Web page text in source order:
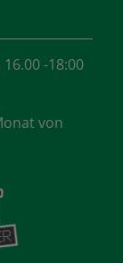
-18:00
von